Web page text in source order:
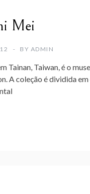
Mei
BY ADMIN
Tainan, Taiwan, é o
A coleção é dividida em